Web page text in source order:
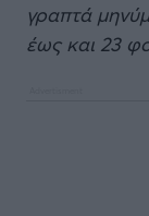
γραπτά
έως και 23